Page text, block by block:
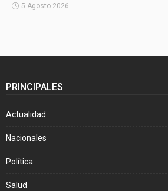
5 Agosto 2026
PRINCIPALES
Actualidad
Nacionales
Política
Salud